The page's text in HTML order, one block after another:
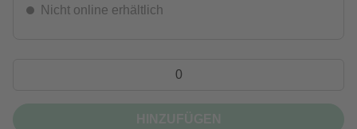
Nicht online erhältlich